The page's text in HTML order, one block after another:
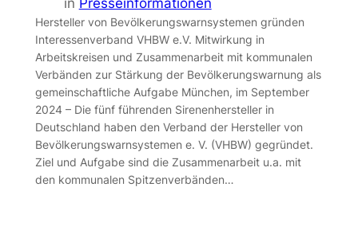
Hersteller von Bevölkerungswarnsystemen gründen
Interessenverband VHBW e.V. Mitwirkung in
Arbeitskreisen und Zusammenarbeit mit kommunalen
Verbänden zur Stärkung der Bevölkerungswarnung als
gemeinschaftliche Aufgabe München, im September
2024 – Die fünf führenden Sirenenhersteller in
Deutschland haben den Verband der Hersteller von
Bevölkerungswarnsystemen e. V. (VHBW) gegründet.
Ziel und Aufgabe sind die Zusammenarbeit u.a. mit
den kommunalen Spitzenverbänden…